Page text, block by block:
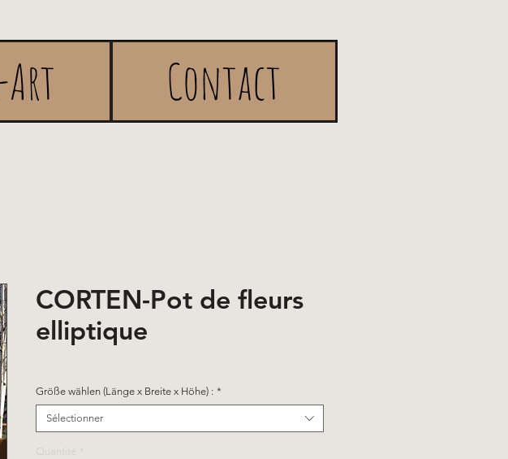
Art Contact
CORTEN-Pot de fleurs
elliptique
Größe wählen (Länge x Breite x Höhe) : *
Sélectionner
Quantité